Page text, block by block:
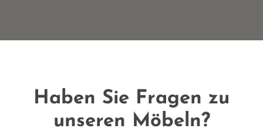
Haben Sie Fragen zu
unseren Möbeln?